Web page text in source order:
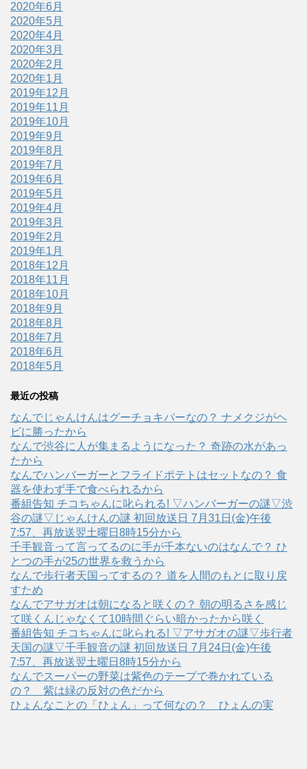
2020年6月
2020年5月
2020年4月
2020年3月
2020年2月
2020年1月
2019年12月
2019年11月
2019年10月
2019年9月
2019年8月
2019年7月
2019年6月
2019年5月
2019年4月
2019年3月
2019年2月
2019年1月
2018年12月
2018年11月
2018年10月
2018年9月
2018年8月
2018年7月
2018年6月
2018年5月
最近の投稿
なんでじゃんけんはグーチョキパーなの？ ナメクジがヘ
ビに勝ったから
なんで渋谷に人が集まるようになった？ 奇跡の水があっ
たから
なんでハンバーガーとフライドポテトはセットなの？ 食
器を使わず手で食べられるから
番組告知 チコちゃんに叱られる! ▽ハンバーガーの謎▽渋
谷の謎▽じゃんけんの謎 初回放送日 7月31日(金)午後
7:57、再放送翌土曜日8時15分から
千手観音って言ってるのに手が千本ないのはなんで？ ひ
とつの手が25の世界を救うから
なんで歩行者天国ってするの？ 道を人間のもとに取り戻
すため
なんでアサガオは朝になると咲くの？ 朝の明るさを感じ
て咲くんじゃなくて10時間ぐらい暗かったから咲く
番組告知 チコちゃんに叱られる! ▽アサガオの謎▽歩行者
天国の謎▽千手観音の謎 初回放送日 7月24日(金)午後
7:57、再放送翌土曜日8時15分から
なんでスーパーの野菜は紫色のテープで巻かれている
の？ 紫は緑の反対の色だから
ひょんなことの「ひょん」って何なの？ ひょんの実